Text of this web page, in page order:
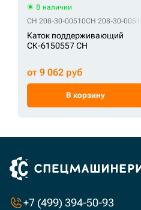
В наличии
CH 208-30-00510CH 208-30-00511
Каток поддерживающий
СК-6150557 CH
от 9 062 руб
В корзину
+7 (499) 394-50-93